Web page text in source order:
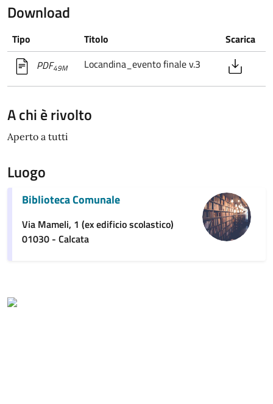
Download
Tipo Titolo
Scarica
PDF49M Locandina_evento finale v.3
A chi è rivolto
Aperto a tutti
Luogo
Biblioteca Comunale
Via Mameli, 1 (ex edificio scolastico)
01030 - Calcata